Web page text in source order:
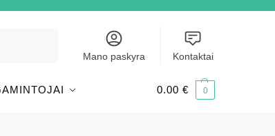
Mano paskyra Kontaktai
0.00 € 0